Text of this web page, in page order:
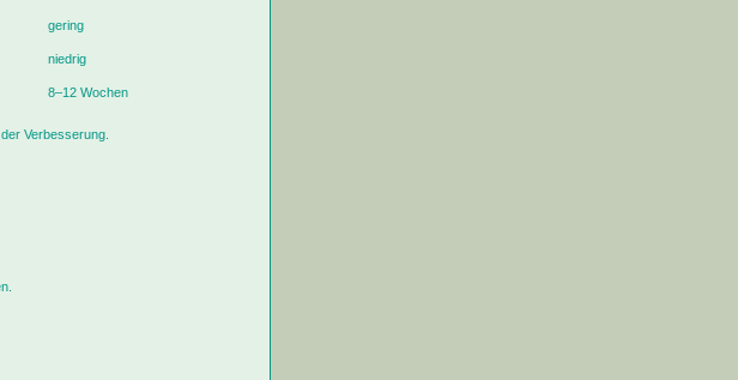
gering
niedrig
8–12 Wochen
Verbesserung.